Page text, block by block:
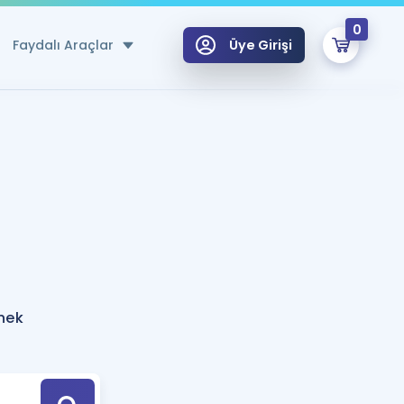
Faydalı Araçlar
Hesaplama Aracı
için Öneriler
Tek Takvimde
Üye Girişi
0